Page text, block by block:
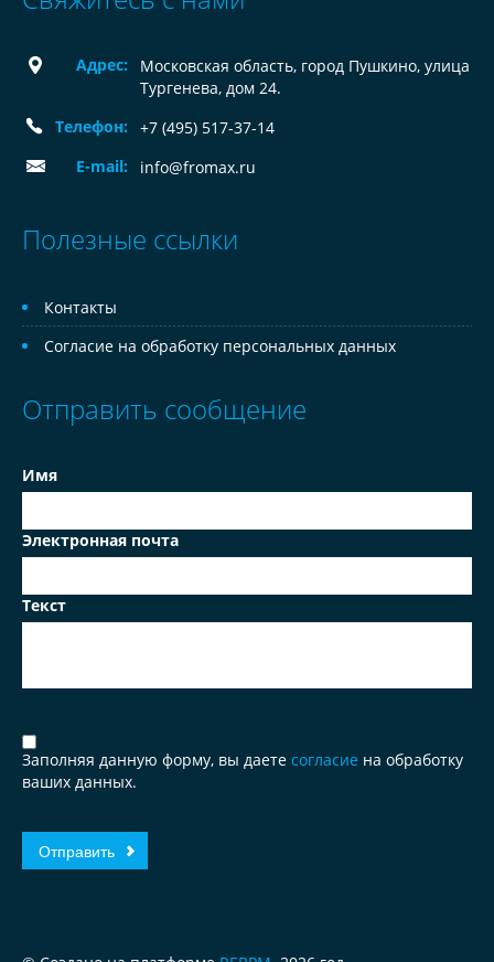
Адрес:
Московская область, город Пушкино, улица
Тургенева, дом 24.
Телефон:
+7 (495) 517-37-14
E-mail:
info@fromax.ru
Полезные ссылки
Контакты
Согласие на обработку персональных данных
Отправить сообщение
Имя
Электронная почта
Текст
Заполняя данную форму, вы даете согласие на обработку
ваших данных.